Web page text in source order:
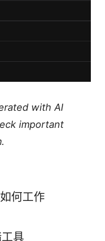
with AI
important
何工作
具